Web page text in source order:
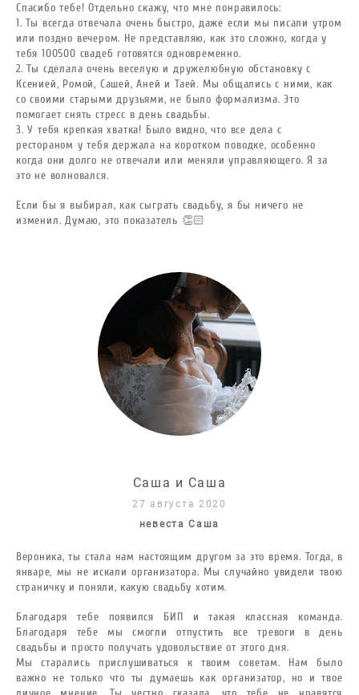
Спасибо тебе! Отдельно скажу, что мне понравилось:
1. Ты всегда отвечала очень быстро, даже если мы писали утром
или поздно вечером. Не представляю, как это сложно, когда у
тебя 100500 свадеб готовятся одновременно.
2. Ты сделала очень веселую и дружелюбную обстановку с
Ксенией, Ромой, Сашей, Аней и Таей. Мы общались с ними, как
со своими старыми друзьями, не было формализма. Это
помогает снять стресс в день свадьбы.
3. У тебя крепкая хватка! Было видно, что все дела с
рестораном у тебя держала на коротком поводке, особенно
когда они долго не отвечали или меняли управляющего. Я за
это не волновался.
Если бы я выбирал, как сыграть свадьбу, я бы ничего не
изменил. Думаю, это показатель 👏🏻
Саша и Саша
27 августа 2020
невеста Саша
Вероника, ты стала нам настоящим другом за это время. Тогда, в
январе, мы не искали организатора. Мы случайно увидели твою
страничку и поняли, какую свадьбу хотим.
Благодаря тебе появился БИП и такая классная команда.
Благодаря тебе мы смогли отпустить все тревоги в день
свадьбы и просто получать удовольствие от этого дня.
Мы старались прислушиваться к твоим советам. Нам было
важно не только что ты думаешь как организатор, но и твое